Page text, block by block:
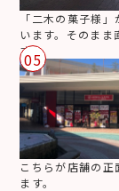
「二木の菓子様
います。そのまま
す。
05
こちらが店舗の正
ます。